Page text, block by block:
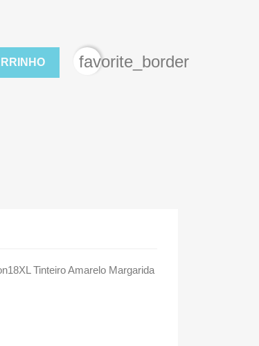
favorite_border
Tinteiro Amarelo Margarida